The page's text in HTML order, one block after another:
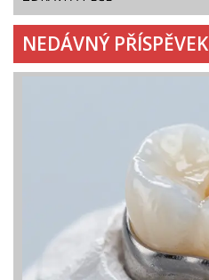
NEDÁVNÝ PŘÍSPĚVEK